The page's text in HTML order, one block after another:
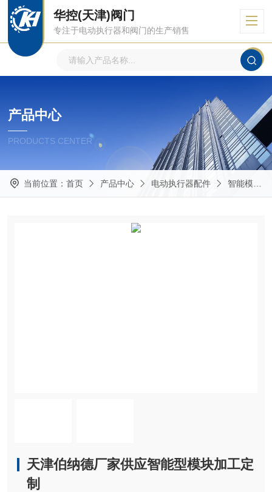
华控(天津)阀门
专注于电动执行器和阀门的生产销售
产品中心
PRODUCTS CENTER
当前位置： 首页 产品中心 电动执行器配件 智能模块
天津伯纳德厂家供应智能型模块加工定
制